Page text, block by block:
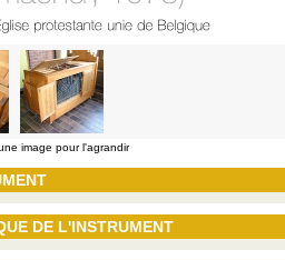
image pour l'agrandir
DE L'INSTRUMENT